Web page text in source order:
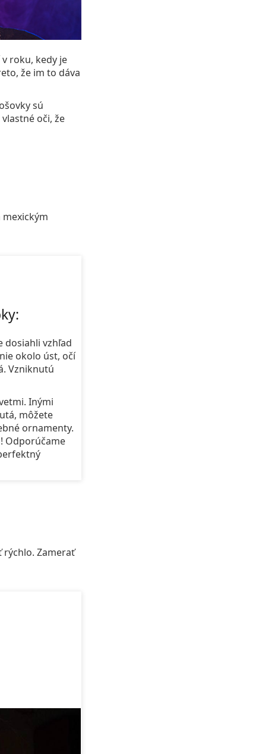
roku, kedy je
že im to dáva
sú
oči, že
dosiahli vzhľad
okolo úst, očí
Vzniknutú
Inými
môžete
ornamenty.
Odporúčame
rýchlo. Zamerať